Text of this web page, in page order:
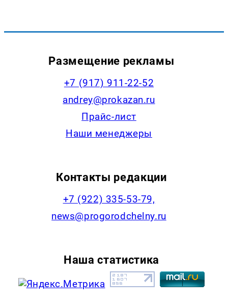
Размещение рекламы
+7 (917) 911-22-52
andrey@prokazan.ru
Прайс-лист
Наши менеджеры
Контакты редакции
+7 (922) 335-53-79,
news@progorodchelny.ru
Наша статистика